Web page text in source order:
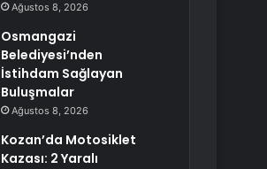
Ağustos 8, 2026
Osmangazi
Belediyesi’nden
İstihdam Sağlayan
Buluşmalar
Ağustos 8, 2026
Kozan’da Motosiklet
Kazası: 2 Yaralı